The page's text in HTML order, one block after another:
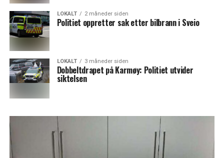
LOKALT 2 måneder siden
Politiet oppretter sak etter bilbrann i Sveio
LOKALT 3 måneder siden
Dobbeltdrapet på Karmøy: Politiet utvider
siktelsen